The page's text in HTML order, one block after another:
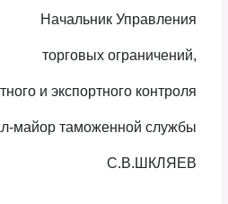
Начальник Управления
торговых ограничений,
и экспортного контроля
майор таможенной службы
С.В.ШКЛЯЕВ